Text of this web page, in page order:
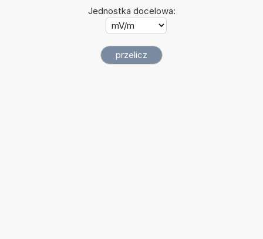
Jednostka docelowa: